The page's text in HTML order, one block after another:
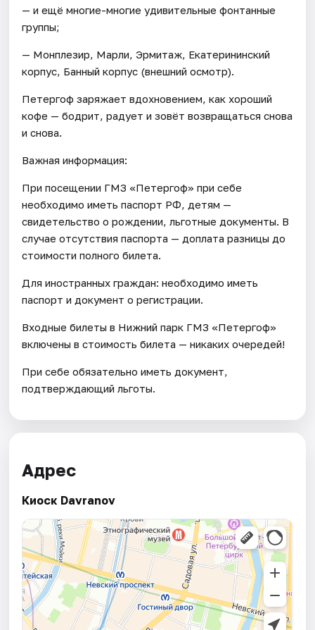
— и ещё многие-многие удивительные фонтанные
группы;
— Монплезир, Марли, Эрмитаж, Екатерининский
корпус, Банный корпус (внешний осмотр).
Петергоф заряжает вдохновением, как хороший
кофе — бодрит, радует и зовёт возвращаться снова
и снова.
Важная информация:
При посещении ГМЗ «Петергоф» при себе
необходимо иметь паспорт РФ, детям —
свидетельство о рождении, льготные документы. В
случае отсутствия паспорта — доплата разницы до
стоимости полного билета.
Для иностранных граждан: необходимо иметь
паспорт и документ о регистрации.
Входные билеты в Нижний парк ГМЗ «Петергоф»
включены в стоимость билета — никаких очередей!
При себе обязательно иметь документ,
подтверждающий льготы.
Адрес
Киоск Davranov